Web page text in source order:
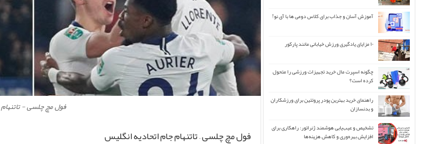
فول مچ چلسی - تاتنهام
فول مچ چلسی – تاتنهام جام اتحادیه انگلیس
آموزش آسان و جذاب برای کلاس دومی ها با آی نو!
۱۰ مزایای یادگیری ورزش خیابانی مانند پارکور
چگونه اسپرت مال خرید تجهیزات ورزشی را متحول
کرده است؟
راهنمای خرید بهترین پودر پروتئین برای ورزشکاران
و بدنسازان
تشخیص و عیب‌یابی هوشمند ژنراتور: راهکاری برای
افزایش بهره‌وری و کاهش هزینه‌ها